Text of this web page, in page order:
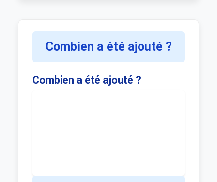
Combien a été ajouté ?
Combien a été ajouté ?